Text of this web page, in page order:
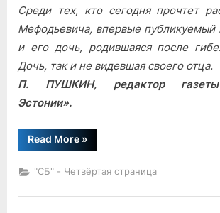
Среди тех, кто сегодня прочтет
Мефодьевича, впервые публикуемый
и его дочь, родившаяся после
Дочь, так и не видевшая своего отца.
П. ПУШКИН, редактор
Эстонии».
Read More“Сражались
героически”
»
"СБ" - Четвёртая страница